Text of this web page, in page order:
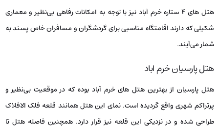
هتل‌ های ۴ ستاره خرم آباد نیز با توجه به امکانات رفاهی بی‌نظیر و معماری
شکیلی که دارند اقامتگاه مناسبی برای گردشگران و مسافران خاص پسند به
شمار می‌آیند.
هتل پارسیان خرم اباد
هتل پارسیان از بهترین هتل‌ های خرم آباد بوده که در موقعیت بی‌نظیر و
پرتراکم شهری واقع گردیده است. نمای این هتل همانند قلعه فلک الافلاک
طراحی شده و در نزدیکی این قلعه نیز قرار دارد. همچنین فاصله هتل تا